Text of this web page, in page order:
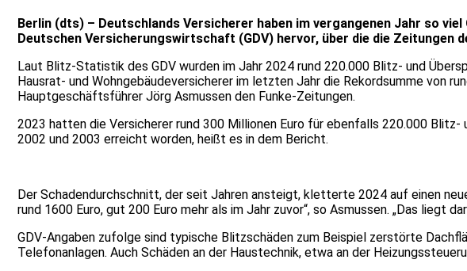
Berlin (dts) – Deutschlands Versicherer haben im vergangenen Jahr so
Deutschen Versicherungswirtschaft (GDV) hervor, über die die Zeitungen
Laut Blitz-Statistik des GDV wurden im Jahr 2024 rund 220.000 Blitz- und
Hausrat- und Wohngebäudeversicherer im letzten Jahr die Rekordsumme von
Hauptgeschäftsführer Jörg Asmussen den Funke-Zeitungen.
2023 hatten die Versicherer rund 300 Millionen Euro für ebenfalls 220.000
2002 und 2003 erreicht worden, heißt es in dem Bericht.
Der Schadendurchschnitt, der seit Jahren ansteigt, kletterte 2024 auf einen
rund 1600 Euro, gut 200 Euro mehr als im Jahr zuvor“, so Asmussen. „Das liegt
GDV-Angaben zufolge sind typische Blitzschäden zum Beispiel zerstörte
Telefonanlagen. Auch Schäden an der Haustechnik, etwa an der